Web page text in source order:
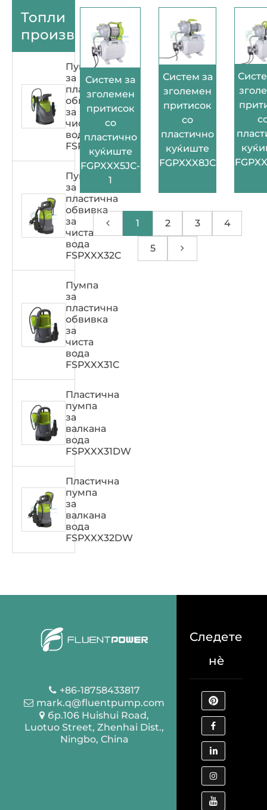
Топли
производи
Пумпа
за
пластична
обвивка
за
чиста
вода
FSPXXX33C
Пумпа
за
пластична
обвивка
за
чиста
вода
FSPXXX32C
Пумпа
за
пластична
обвивка
за
чиста
вода
FSPXXX31C
Пластична
пумпа
за
валкана
вода
FSPXXX31DW
Пластична
пумпа
за
валкана
вода
FSPXXX32DW
Систем за
зголемен
притисок
со
пластично
куќиште
FGPXXX5JC-
1
Систем за
зголемен
притисок
со
пластично
куќиште
FGPXXX8JC
1 2 3 4
5
+86-18758433817
mark.q@fluentpump.com
бр.106 Huishui Road,
Luotuo Street, Zhenhai Dist.,
Ningbo, China
Следете
нè